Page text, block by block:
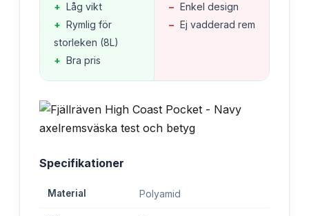
+ Låg vikt
+ Rymlig för
storleken (8L)
+ Bra pris
− Enkel design
− Ej vadderad rem
Specifikationer
Material Polyamid